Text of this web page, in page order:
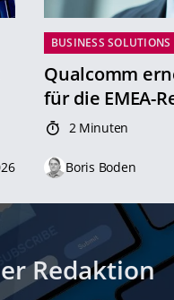
BUSINESS SOLUTIONS
Qualcomm
für die EMEA-
2 Minuten
Boris Boden
Redaktion